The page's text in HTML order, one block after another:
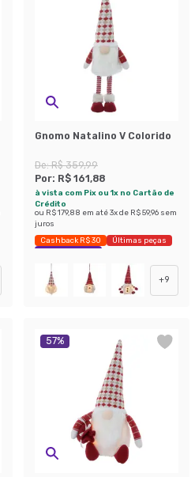
Gnomo Natalino V Colorido
De:R$ 359,99
Por: R$ 161,88
à vista com Pix ou 1x no Cartão de
Crédito
ou R$ 179,88 em até3x de R$ 59,96 sem
juros
Cashback R$ 30
Últimas peças
Economize 55%
+9
57%